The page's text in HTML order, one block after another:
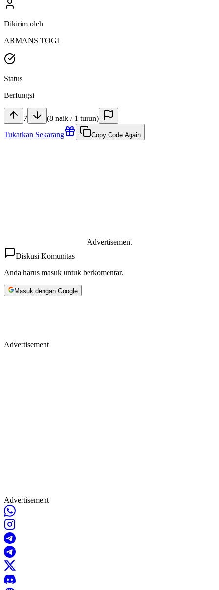
Dikirim oleh
ARMANS TOGI
Status
Berfungsi
7 (8 naik / 1 turun)
Tukarkan Sekarang
Copy Code Again
Advertisement
Diskusi Komunitas
Anda harus masuk untuk berkomentar.
Masuk dengan Google
Advertisement
Advertisement